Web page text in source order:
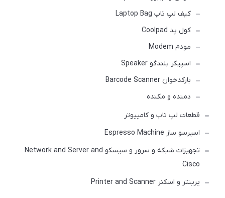
کیف لپ تاپ Laptop Bag
کول پد Coolpad
مودم Modem
اسپیکر بلندگو Speaker
بارکدخوان Barcode Scanner
دمنده و مکنده
قطعات لپ تاپ و کامپیوتر
اسپرسو ساز Espresso Machine
تجهیزات شبکه و سرور و سیسکو Network and Server and
Cisco
پرینتر و اسکنر Printer and Scanner